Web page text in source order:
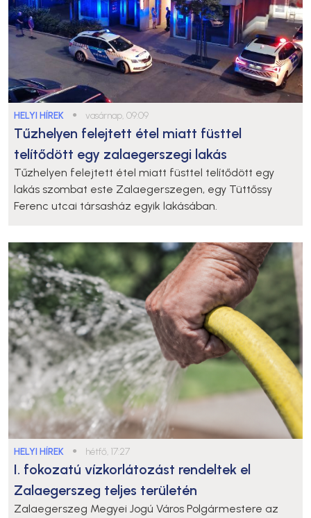
HELYI HÍREK ● vasárnap, 09:09
Tűzhelyen felejtett étel miatt füsttel
telítődött egy zalaegerszegi lakás
Tűzhelyen felejtett étel miatt füsttel telítődött egy
lakás szombat este Zalaegerszegen, egy Tüttőssy
Ferenc utcai társasház egyik lakásában.
HELYI HÍREK ● hétfő, 17:27
I. fokozatú vízkorlátozást rendeltek el
Zalaegerszeg teljes területén
Zalaegerszeg Megyei Jogú Város Polgármestere az